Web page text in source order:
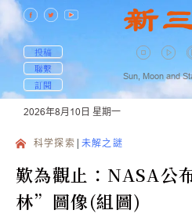
投稿
聯繫
訂閱
Sun, Moon and
2026年8月10日 星期一
科学探索 未解之謎
歎為觀止：NASA公
林”圖像(組圖)